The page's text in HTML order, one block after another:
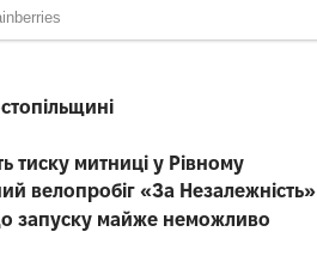
тиску митниці у Рівному
велопробіг «За Незалежність»
запуску майже неможливо